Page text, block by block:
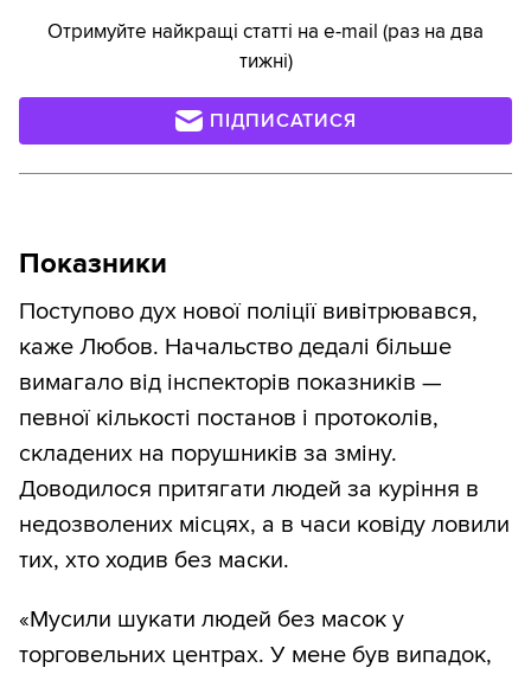
Отримуйте найкращі статті на e-mail (раз на два
тижні)
ПІДПИСАТИСЯ
Показники
Поступово дух нової поліції вивітрювався,
каже Любов. Начальство дедалі більше
вимагало від інспекторів показників —
певної кількості постанов і протоколів,
складених на порушників за зміну.
Доводилося притягати людей за куріння в
недозволених місцях, а в часи ковіду ловили
тих, хто ходив без маски.
«Мусили шукати людей без масок у
торговельних центрах. У мене був випадок,